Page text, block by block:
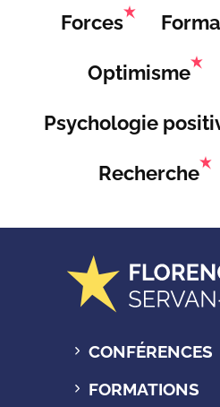
Forces
Optimisme
Psychologie
Recherche
CONFÉRENCES
FORMATIONS